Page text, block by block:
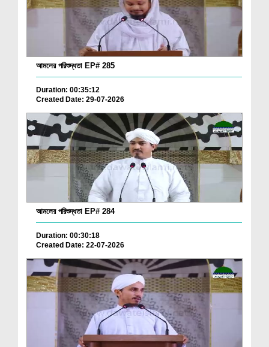
আমলের পরিশুদ্ধতা EP# 285
Duration: 00:35:12
Created Date: 29-07-2026
আমলের পরিশুদ্ধতা EP# 284
Duration: 00:30:18
Created Date: 22-07-2026